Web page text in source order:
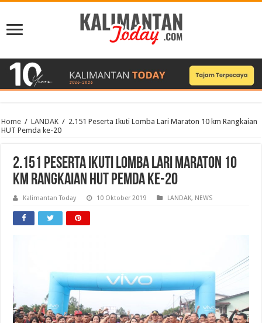
Home / LANDAK / 2.151 Peserta Ikuti Lomba Lari Maraton 10 km Rangkaian
HUT Pemda ke-20
2.151 Peserta Ikuti Lomba Lari Maraton 10
km Rangkaian HUT Pemda ke-20
Kalimantan Today 10 Oktober 2019 LANDAK, NEWS